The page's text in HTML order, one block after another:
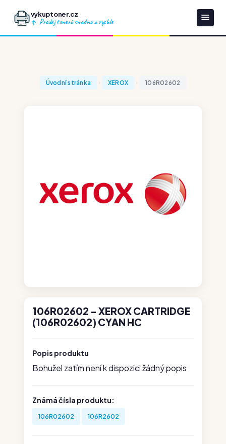
vykuptoner.cz
Prodej tonerů snadno a rychle
Úvodní stránka XEROX 106R02602
106R02602 - XEROX CARTRIDGE
(106R02602) CYAN HC
Popis produktu
Bohužel zatím není k dispozici žádný popis
Známá čísla produktu:
106R02602 106R2602